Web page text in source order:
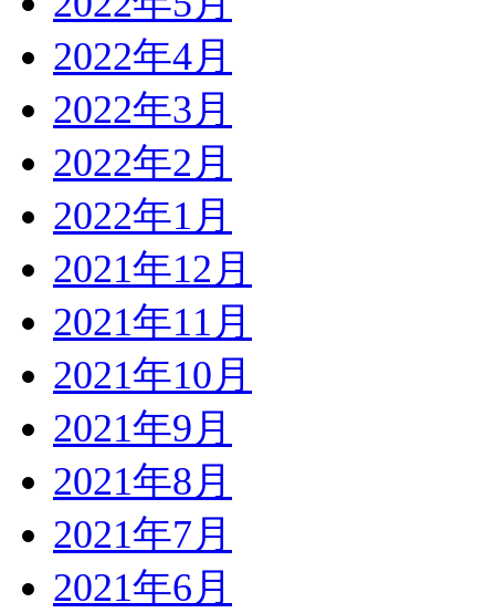
2022年4月
2022年3月
2022年2月
2022年1月
2021年12月
2021年11月
2021年10月
2021年9月
2021年8月
2021年7月
2021年6月